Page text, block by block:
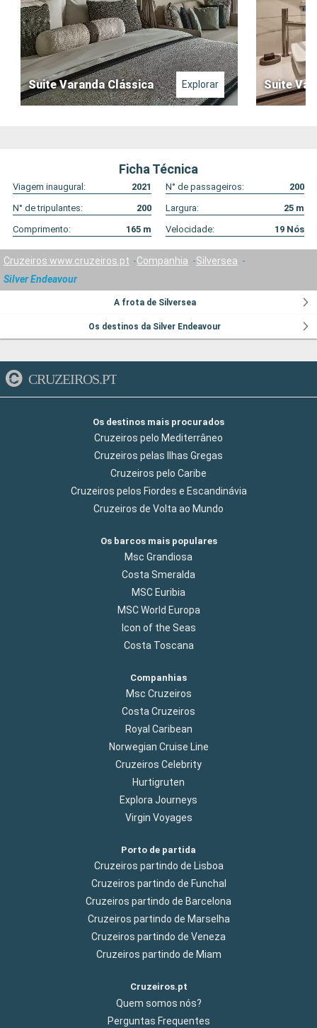
Suite Varanda Clássica Explorar Suite
Ficha Técnica
Viagem inaugural: 2021 N° de passageiros:
200
N° de tripulantes:
200 Largura: 25 m
Comprimento:
165 m Velocidade: 19 Nós
Cruzeiros www.cruzeiros.pt Companhia
Silversea
Silver Endeavour
A frota de Silversea
Os destinos da Silver Endeavour
CRUZEIROS.PT
Os destinos mais procurados
Cruzeiros pelo Mediterrâneo
Cruzeiros pelas Ilhas Gregas
Cruzeiros pelo Caribe
Cruzeiros pelos Fiordes e Escandinávia
Cruzeiros de Volta ao Mundo
Os barcos mais populares
Msc Grandiosa
Costa Smeralda
MSC Euribia
MSC World Europa
Icon of the Seas
Costa Toscana
Companhias
Msc Cruzeiros
Costa Cruzeiros
Royal Caribean
Norwegian Cruise Line
Cruzeiros Celebrity
Hurtigruten
Explora Journeys
Virgin Voyages
Porto de partida
Cruzeiros partindo de Lisboa
Cruzeiros partindo de Funchal
Cruzeiros partindo de Barcelona
Cruzeiros partindo de Marselha
Cruzeiros partindo de Veneza
Cruzeiros partindo de Miam
Cruzeiros.pt
Quem somos nós?
Perguntas Frequentes